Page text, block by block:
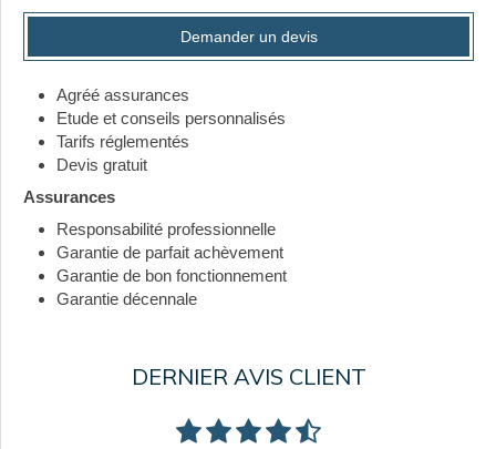
Demander un devis
Agréé assurances
Etude et conseils personnalisés
Tarifs réglementés
Devis gratuit
Assurances
Responsabilité professionnelle
Garantie de parfait achèvement
Garantie de bon fonctionnement
Garantie décennale
DERNIER AVIS CLIENT